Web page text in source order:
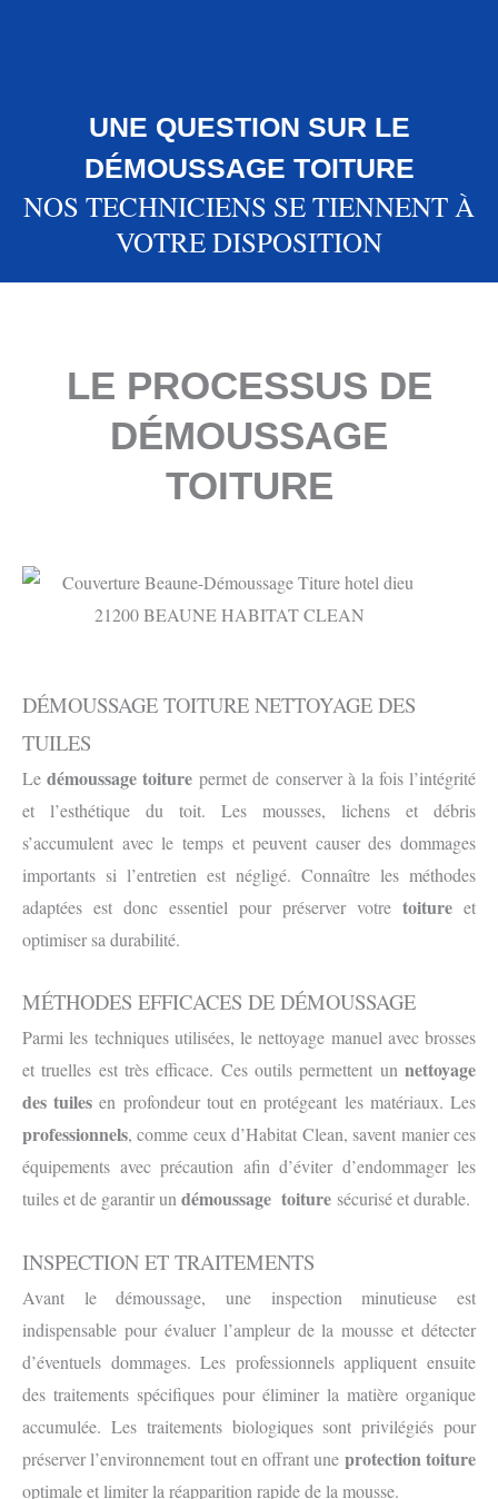
UNE QUESTION SUR LE
DÉMOUSSAGE TOITURE
NOS TECHNICIENS SE TIENNENT À
VOTRE DISPOSITION
LE PROCESSUS DE
DÉMOUSSAGE
TOITURE
DÉMOUSSAGE TOITURE NETTOYAGE DES
TUILES
Ledémoussage toiture permet de conserver à la fois l’intégrité
et l’esthétique du toit. Les mousses, lichens et débris
s’accumulent avec le temps et peuvent causer des dommages
importants si l’entretien est négligé. Connaître les méthodes
adaptées est donc essentiel pour préserver votre toiture et
optimiser sa durabilité.
MÉTHODES EFFICACES DE DÉMOUSSAGE
Parmi les techniques utilisées, le nettoyage manuel avec brosses
et truelles est très efficace. Ces outils permettent un nettoyage
des tuiles en profondeur tout en protégeant les matériaux. Les
professionnels, comme ceux d’Habitat Clean, savent manier ces
équipements avec précaution afin d’éviter d’endommager les
tuiles et de garantir undémoussage toiture sécurisé et durable.
INSPECTION ET TRAITEMENTS
Avant le démoussage, une inspection minutieuse est
indispensable pour évaluer l’ampleur de la mousse et détecter
d’éventuels dommages. Les professionnels appliquent ensuite
des traitements spécifiques pour éliminer la matière organique
accumulée. Les traitements biologiques sont privilégiés pour
préserver l’environnement tout en offrant une protection toiture
optimale et limiter la réapparition rapide de la mousse.